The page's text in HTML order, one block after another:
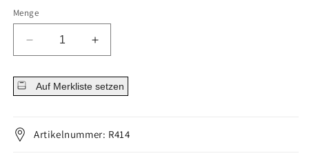
Menge
Menge
für
Ring
Kugel
Zirkonia
Menge
für
Ring
Kugel
Zirkonia
Auf Merkliste setzen
Artikelnummer: R414